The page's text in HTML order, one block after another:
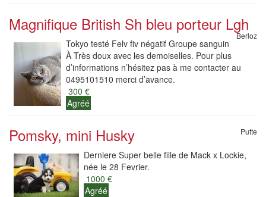
Magnifique British Sh bleu porteur Lgh
Berloz
Tokyo testé Felv fiv négatif Groupe sanguin
À Très doux avec les demoiselles. Pour plus
d’informations n’hésitez pas à me contacter au
0495101510 merci d’avance.
300 €
Agréé
Pomsky, mini Husky Putte
Derniere Super belle fille de Mack x Lockie,
née le 28 Fevrier.
1000 €
Agréé